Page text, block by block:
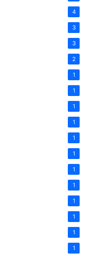
4
3
3
2
1
1
1
1
1
1
1
1
1
1
1
1